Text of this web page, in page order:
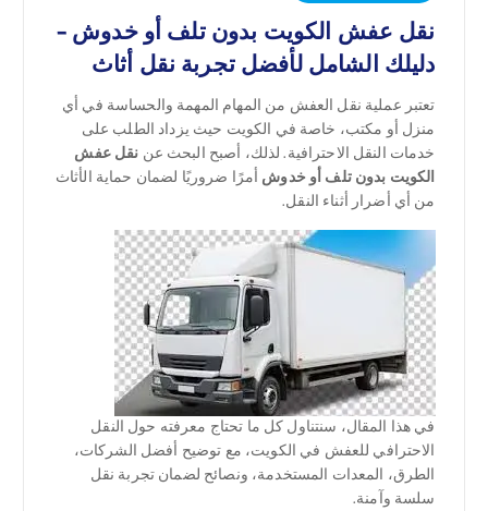
نقل عفش الكويت بدون تلف أو خدوش –
دليلك الشامل لأفضل تجربة نقل أثاث
تعتبر عملية نقل العفش من المهام المهمة والحساسة في أي
منزل أو مكتب، خاصة في الكويت حيث يزداد الطلب على
خدمات النقل الاحترافية. لذلك، أصبح البحث عن نقل عفش
الكويت بدون تلف أو خدوش أمرًا ضروريًا لضمان حماية الأثاث
من أي أضرار أثناء النقل.
في هذا المقال، سنتناول كل ما تحتاج معرفته حول النقل
الاحترافي للعفش في الكويت، مع توضيح أفضل الشركات،
الطرق، المعدات المستخدمة، ونصائح لضمان تجربة نقل
سلسة وآمنة.